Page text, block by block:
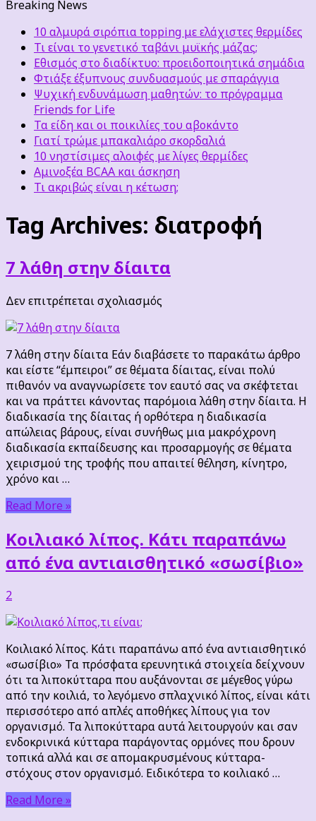
Breaking News
10 αλμυρά σιρόπια topping με ελάχιστες θερμίδες
Τι είναι το γενετικό ταβάνι μυϊκής μάζας;
Εθισμός στο διαδίκτυο: προειδοποιητικά σημάδια
Φτιάξε έξυπνους συνδυασμούς με σπαράγγια
Ψυχική ενδυνάμωση μαθητών: το πρόγραμμα
Friends for Life
Τα είδη και οι ποικιλίες του αβοκάντο
Γιατί τρώμε μπακαλιάρο σκορδαλιά
10 νηστίσιμες αλοιφές με λίγες θερμίδες
Αμινοξέα BCAA και άσκηση
Τι ακριβώς είναι η κέτωση;
Tag Archives: διατροφή
7 λάθη στην δίαιτα
Δεν επιτρέπεται σχολιασμός
στην
δίαιτα
7 λάθη στην δίαιτα Εάν διαβάσετε το παρακάτω άρθρο
και είστε “έμπειροι” σε θέματα δίαιτας, είναι πολύ
πιθανόν να αναγνωρίσετε τον εαυτό σας να σκέφτεται
και να πράττει κάνοντας παρόμοια λάθη στην δίαιτα. Η
διαδικασία της δίαιτας ή ορθότερα η διαδικασία
απώλειας βάρους, είναι συνήθως μια μακρόχρονη
διαδικασία εκπαίδευσης και προσαρμογής σε θέματα
χειρισμού της τροφής που απαιτεί θέληση, κίνητρο,
χρόνο και …
Read More »
Κοιλιακό λίπος. Κάτι παραπάνω
από ένα αντιαισθητικό «σωσίβιο»
2
Κοιλιακό λίπος. Κάτι παραπάνω από ένα αντιαισθητικό
«σωσίβιο» Τα πρόσφατα ερευνητικά στοιχεία δείχνουν
ότι τα λιποκύτταρα που αυξάνονται σε μέγεθος γύρω
από την κοιλιά, το λεγόμενο σπλαχνικό λίπος, είναι κάτι
περισσότερο από απλές αποθήκες λίπους για τον
οργανισμό. Τα λιποκύτταρα αυτά λειτουργούν και σαν
ενδοκρινικά κύτταρα παράγοντας ορμόνες που δρουν
τοπικά αλλά και σε απομακρυσμένους κύτταρα-
στόχους στον οργανισμό. Ειδικότερα το κοιλιακό …
Read More »